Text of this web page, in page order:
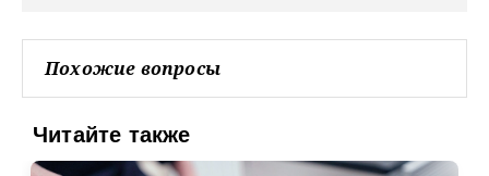
Похожие вопросы
Читайте также